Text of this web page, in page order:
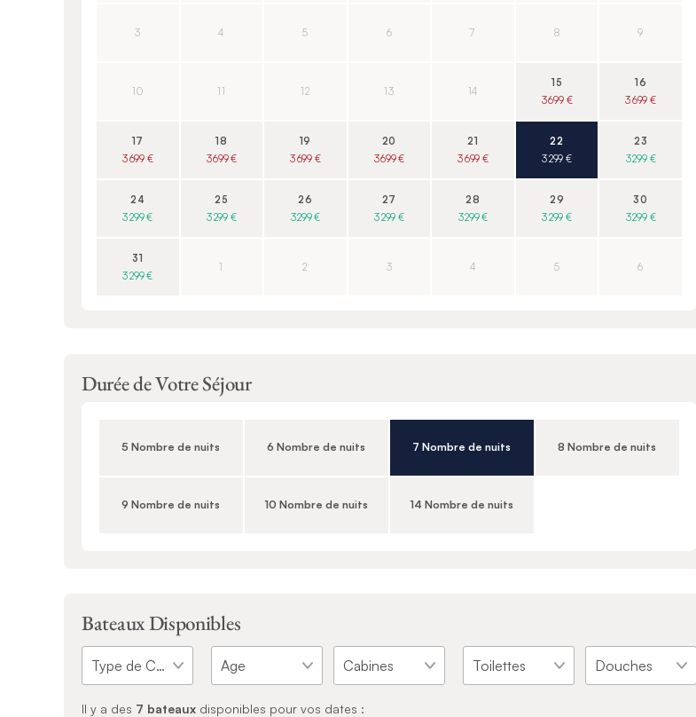
3 4 5 6 7 8 9
10 11 12 13 14
15
3 699 €
16
3 699 €
17
3 699 €
18
3 699 €
19
3 699 €
20
3 699 €
21
3 699 €
22
3 299 €
23
3 299 €
24
3 299 €
25
3 299 €
26
3 299 €
27
3 299 €
28
3 299 €
29
3 299 €
30
3 299 €
31
3 299 €
1 2 3 4 5 6
Durée de Votre Séjour
5 Nombre de nuits 6 Nombre de nuits 7 Nombre de nuits 8 Nombre de nuits
9 Nombre de nuits 10 Nombre de nuits 14 Nombre de nuits
Bateaux Disponibles
Il y a des 7 bateaux disponibles pour vos dates :